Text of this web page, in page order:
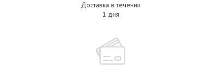
Доставка в течении
1 дня